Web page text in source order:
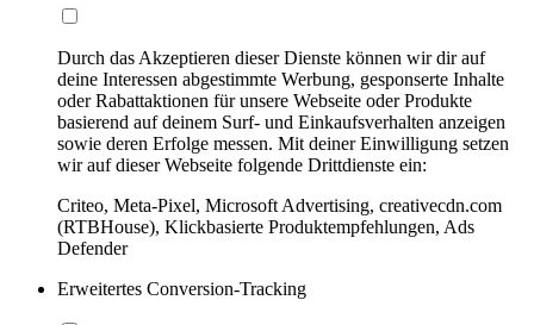
Durch das Akzeptieren dieser Dienste können wir dir auf
deine Interessen abgestimmte Werbung, gesponserte Inhalte
oder Rabattaktionen für unsere Webseite oder Produkte
basierend auf deinem Surf- und Einkaufsverhalten anzeigen
sowie deren Erfolge messen. Mit deiner Einwilligung setzen
wir auf dieser Webseite folgende Drittdienste ein:
Criteo, Meta-Pixel, Microsoft Advertising, creativecdn.com
(RTBHouse), Klickbasierte Produktempfehlungen, Ads
Defender
Erweitertes Conversion-Tracking